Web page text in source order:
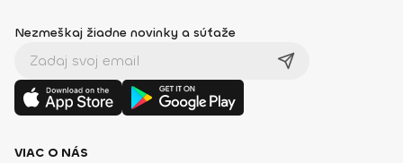
Nezmeškaj žiadne novinky a súťaže
VIAC O NÁS